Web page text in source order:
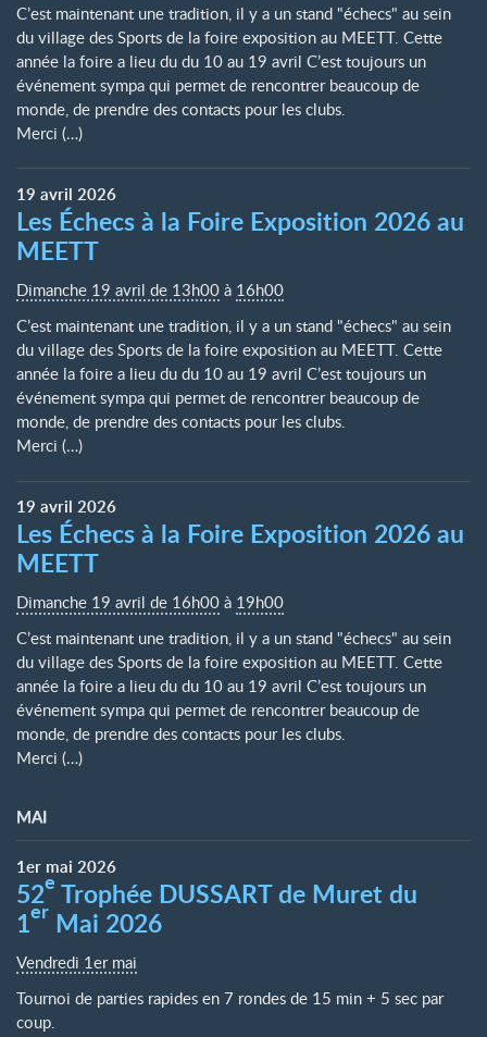
C’est maintenant une tradition, il y a un stand "échecs" au sein
du village des Sports de la foire exposition au MEETT. Cette
année la foire a lieu du du 10 au 19 avril C’est toujours un
événement sympa qui permet de rencontrer beaucoup de
monde, de prendre des contacts pour les clubs.
Merci (…)
19 avril 2026
Les Échecs à la Foire Exposition 2026 au
MEETT
Dimanche 19 avril de 13h00 à 16h00
C’est maintenant une tradition, il y a un stand "échecs" au sein
du village des Sports de la foire exposition au MEETT. Cette
année la foire a lieu du du 10 au 19 avril C’est toujours un
événement sympa qui permet de rencontrer beaucoup de
monde, de prendre des contacts pour les clubs.
Merci (…)
19 avril 2026
Les Échecs à la Foire Exposition 2026 au
MEETT
Dimanche 19 avril de 16h00 à 19h00
C’est maintenant une tradition, il y a un stand "échecs" au sein
du village des Sports de la foire exposition au MEETT. Cette
année la foire a lieu du du 10 au 19 avril C’est toujours un
événement sympa qui permet de rencontrer beaucoup de
monde, de prendre des contacts pour les clubs.
Merci (…)
MAI
1er mai 2026
52e Trophée DUSSART de Muret du
1er Mai 2026
Vendredi 1er mai
Tournoi de parties rapides en 7 rondes de 15 min + 5 sec par
coup.